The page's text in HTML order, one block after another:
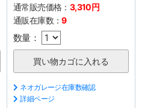
通常販売価格： 3,310円
通販在庫数：9
数量：
ネオガレージ在庫数確認
詳細ページ